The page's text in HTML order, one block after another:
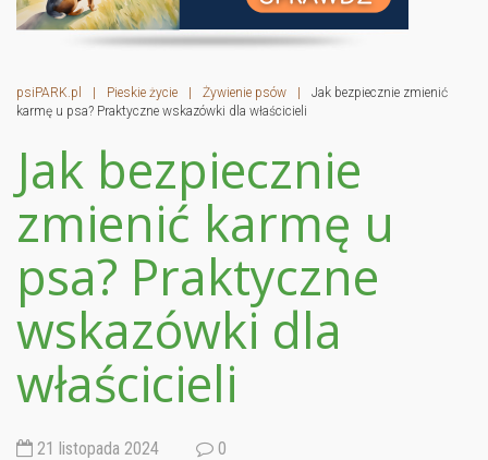
psiPARK.pl | Pieskie życie | Żywienie psów |
Jak bezpiecznie zmienić
karmę u psa? Praktyczne wskazówki dla właścicieli
Jak bezpiecznie
zmienić karmę u
psa? Praktyczne
wskazówki dla
właścicieli
21 listopada 2024 0